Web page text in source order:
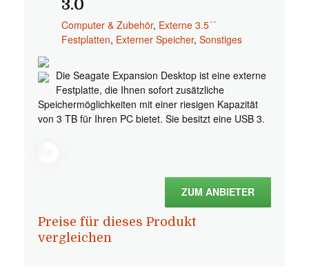
3.0
Computer & Zubehör, Externe 3.5´´
Festplatten, Externer Speicher, Sonstiges
Die Seagate Expansion Desktop ist eine externe
Festplatte, die Ihnen sofort zusätzliche
Speichermöglichkeiten mit einer riesigen Kapazität
von 3 TB für Ihren PC bietet. Sie besitzt eine USB 3.
ZUM ANBIETER
Preise für dieses Produkt
vergleichen